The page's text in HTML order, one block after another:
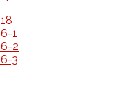
1
2
3